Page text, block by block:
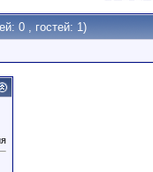
0 , гостей: 1)